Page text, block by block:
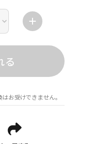
る
お受けできません。